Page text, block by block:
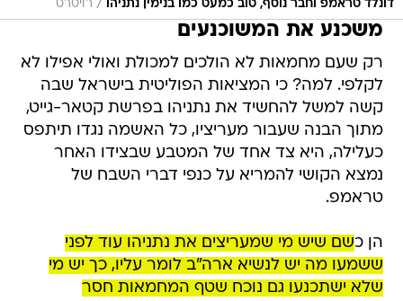
דונלד טראמפ וחבר נוסף, טוב כמעט כמו בנימין נתניהו / רויטרס
משכנע את המשוכנעים
רק שעם מחמאות לא הולכים למכולת ואולי אפילו לא
לקלפי. למה? כי המציאות הפוליטית בישראל שבה
קשה למשל להחשיד את נתניהו בפרשת קטאר-גייט,
מתוך הבנה שעבור מעריציו, כל האשמה נגדו תיתפס
כעלילה, היא צד אחד של המטבע שבצידו האחר
נמצא הקושי להמריא על כנפי דברי השבח של
טראמפ.
הן כשם שיש מי שמעריצים את נתניהו עוד לפני
ששמעו מה יש לנשיא ארה"ב לומר עליו, כך יש מי
שלא ישתכנעו גם נוכח שטף המחמאות חסר